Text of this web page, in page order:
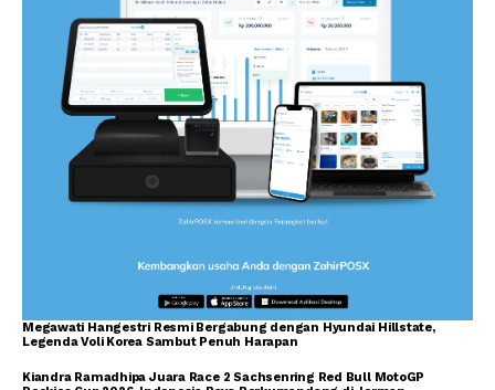
Megawati Hangestri Resmi Bergabung dengan Hyundai Hillstate,
Legenda Voli Korea Sambut Penuh Harapan
Kiandra Ramadhipa Juara Race 2 Sachsenring Red Bull MotoGP